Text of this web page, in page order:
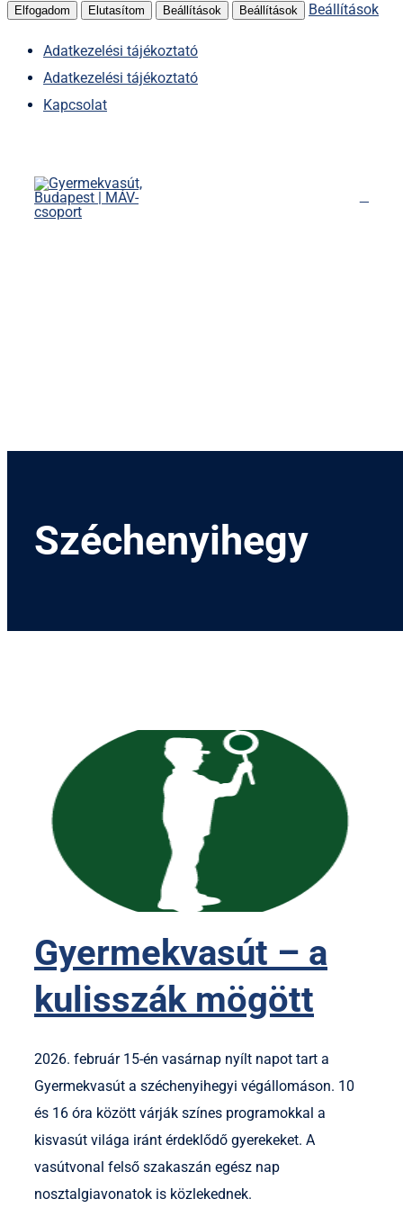
Elfogadom Elutasítom Beállítások Beállítások Beállítások
Adatkezelési tájékoztató
Adatkezelési tájékoztató
Kapcsolat
Széchenyihegy
Gyermekvasút – a
kulisszák mögött
2026. február 15-én vasárnap nyílt napot tart a
Gyermekvasút a széchenyihegyi végállomáson. 10
és 16 óra között várják színes programokkal a
kisvasút világa iránt érdeklődő gyerekeket. A
vasútvonal felső szakaszán egész nap
nosztalgiavonatok is közlekednek.